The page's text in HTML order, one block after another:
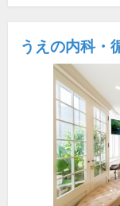
うえの内科・